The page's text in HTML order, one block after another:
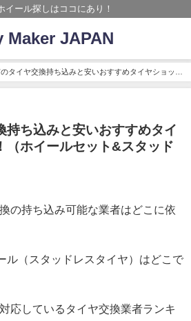
イール探しはココにあり！
Maker JAPAN
タイヤ交換持ち込みと安いおすすめタイヤショップ
ドレスタイヤも有り）
持ち込みと安いおすすめタイ
（ホイールセット&スタッド
の持ち込み可能な業者はどこに依
ル（スタッドレスタイヤ）はどこで
応しているタイヤ交換業者ランキ